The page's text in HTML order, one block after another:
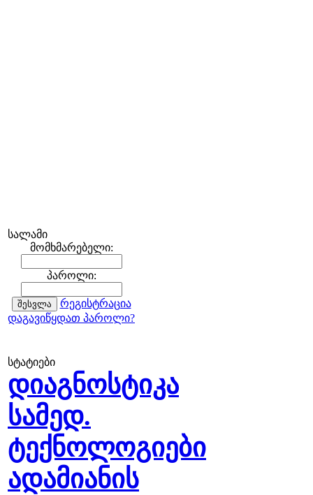
სალამი
მომხმარებელი:
პაროლი:
რეგისტრაცია
დაგავიწყდათ პაროლი?
სტატიები
დიაგნოსტიკა
სამედ.
ტექნოლოგიები
ადამიანის